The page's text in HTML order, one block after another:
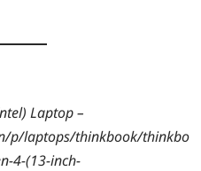
Laptop –
p/laptops/thinkbook/thinkbo
4-(13-inch-